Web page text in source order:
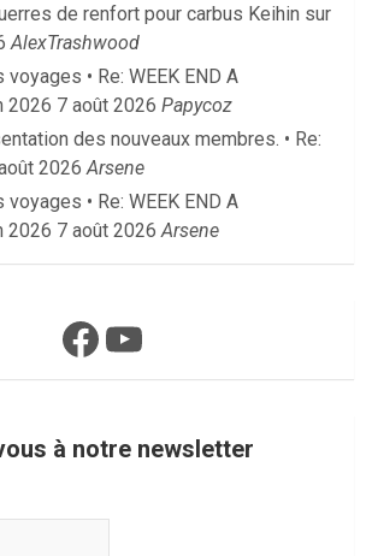
de renfort pour carbus Keihin sur
AlexTrashwood
• Re: WEEK END A
2026 7 août 2026 Papycoz
des nouveaux membres. • Re:
2026 Arsene
• Re: WEEK END A
2026 7 août 2026 Arsene
Facebook
YouTube
à notre newsletter